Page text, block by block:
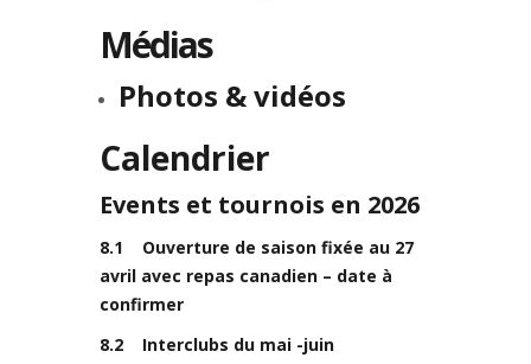
Médias
Photos & vidéos
Calendrier
Events et tournois en 2026
8.1 Ouverture de saison fixée au 27
avril avec repas canadien – date à
confirmer
8.2 Interclubs du mai -juin